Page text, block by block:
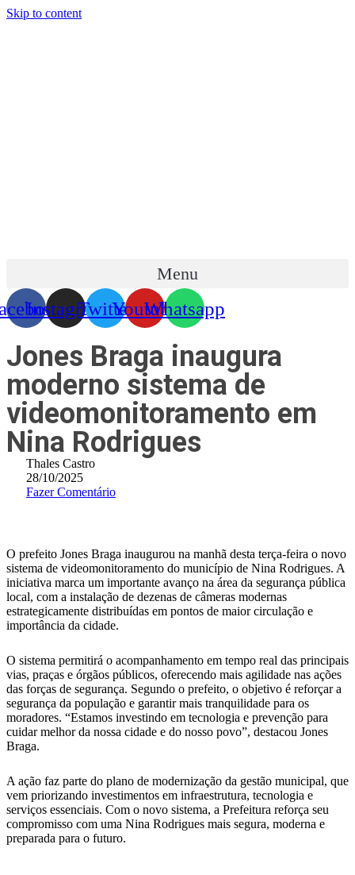
Skip to content
Menu
InstagramTwitterYoutubeWhatsapp
Jones Braga inaugura
moderno sistema de
videomonitoramento em
Nina Rodrigues
Thales Castro
28/10/2025
Fazer Comentário
O prefeito Jones Braga inaugurou na manhã desta terça-feira o novo
sistema de videomonitoramento do município de Nina Rodrigues. A
iniciativa marca um importante avanço na área da segurança pública
local, com a instalação de dezenas de câmeras modernas
estrategicamente distribuídas em pontos de maior circulação e
importância da cidade.
O sistema permitirá o acompanhamento em tempo real das principais
vias, praças e órgãos públicos, oferecendo mais agilidade nas ações
das forças de segurança. Segundo o prefeito, o objetivo é reforçar a
segurança da população e garantir mais tranquilidade para os
moradores. “Estamos investindo em tecnologia e prevenção para
cuidar melhor da nossa cidade e do nosso povo”, destacou Jones
Braga.
A ação faz parte do plano de modernização da gestão municipal, que
vem priorizando investimentos em infraestrutura, tecnologia e
serviços essenciais. Com o novo sistema, a Prefeitura reforça seu
compromisso com uma Nina Rodrigues mais segura, moderna e
preparada para o futuro.